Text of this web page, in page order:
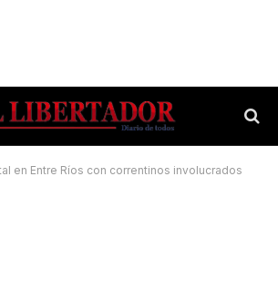
en Entre Ríos con correntinos involucrados